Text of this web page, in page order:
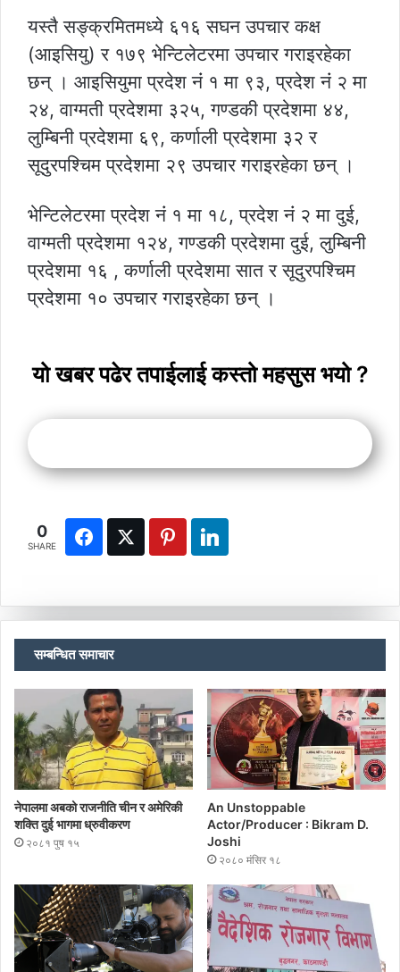
यस्तै सङ्क्रमितमध्ये ६१६ सघन उपचार कक्ष
(आइसियु) र १७९ भेन्टिलेटरमा उपचार गराइरहेका
छन् । आइसियुमा प्रदेश नंं १ मा ९३, प्रदेश नंं २ मा
२४, वाग्मती प्रदेशमा ३२५, गण्डकी प्रदेशमा ४४,
लुम्बिनी प्रदेशमा ६९, कर्णाली प्रदेशमा ३२ र
सूदुरपश्चिम प्रदेशमा २९ उपचार गराइरहेका छन् ।
भेन्टिलेटरमा प्रदेश नंं १ मा १८, प्रदेश नंं २ मा दुई,
वाग्मती प्रदेशमा १२४, गण्डकी प्रदेशमा दुई, लुम्बिनी
प्रदेशमा १६ , कर्णाली प्रदेशमा सात र सूदुरपश्चिम
प्रदेशमा १० उपचार गराइरहेका छन् ।
यो खबर पढेर तपाईलाई कस्तो महसुस भयो ?
0
SHARE
सम्बन्धित समाचार
नेपालमा अबको राजनीति चीन र अमेरिकी
शक्ति दुई भागमा ध्रुवीकरण
२०८१ पुष १५
An Unstoppable
Actor/Producer : Bikram D.
Joshi
२०८० मंसिर १८